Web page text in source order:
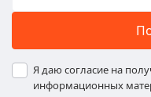
Я даю согласие на
информационных